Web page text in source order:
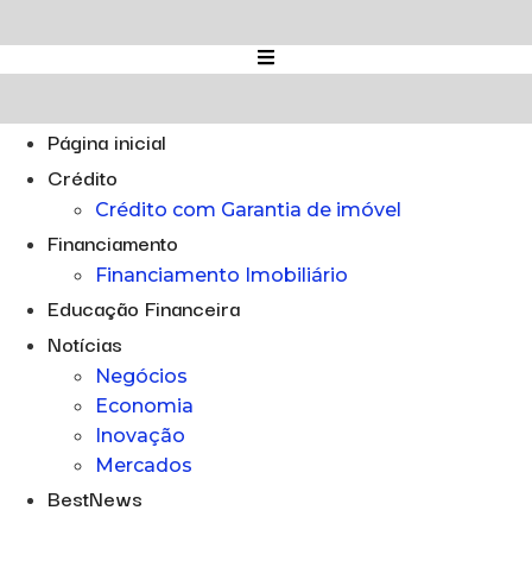
para
o
Página inicial
Crédito
Crédito com Garantia de imóvel
Financiamento
Financiamento Imobiliário
Educação Financeira
Notícias
Negócios
Economia
Inovação
Mercados
BestNews